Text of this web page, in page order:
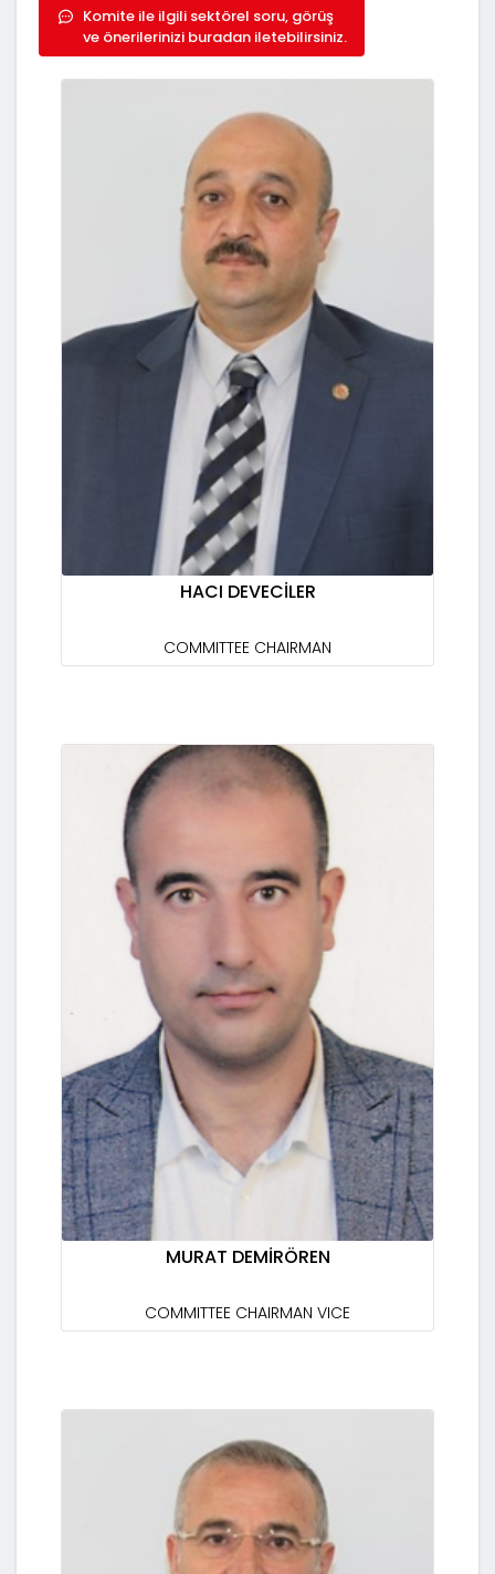
Komite ile ilgili sektörel soru, görüş
ve önerilerinizi buradan iletebilirsiniz.
HACI DEVECİLER
COMMITTEE CHAIRMAN
MURAT DEMİRÖREN
COMMITTEE CHAIRMAN VICE